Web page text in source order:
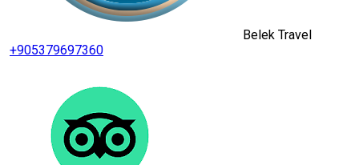
Belek Travel
+905379697360